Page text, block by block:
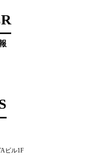
ビル1F